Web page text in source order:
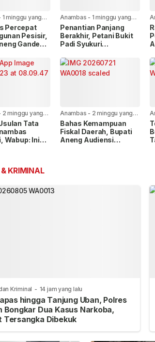
1 minggu yang
Percepat
Pesisir,
Gandeng
Anambas - 1 minggu yang
lalu
Penantian Panjang
Berakhir, Petani Bukit
Padi Syukuri
Irigasi Mulai Dikerjakan
lalu
2 minggu yang
Tata
Wabup: Ini
Anambas - 2 minggu yang
lalu
Bahas Kemampuan
Fiskal Daerah, Bupati
Aneng Audiensi
KRIMINAL
Kriminal - 14 jam yang lalu
hingga Tanjung Uban, Polres
Bongkar Dua Kasus Narkoba,
Tersangka Dibekuk